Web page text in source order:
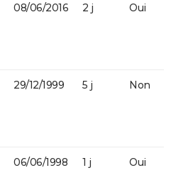
08/06/2016 2 j Oui
29/12/1999 5 j Non
06/06/1998 1 j Oui